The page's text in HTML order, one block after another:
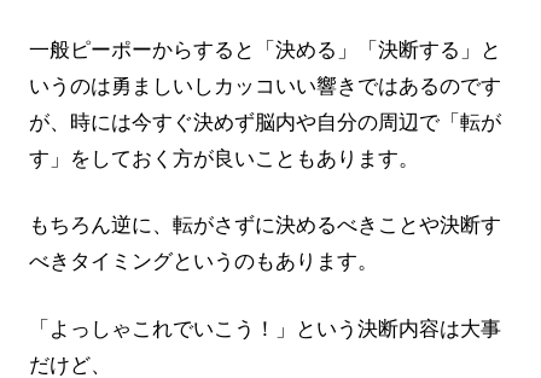
一般ピーポーからすると「決める」「決断する」と
いうのは勇ましいしカッコいい響きではあるのです
が、時には今すぐ決めず脳内や自分の周辺で「転が
す」をしておく方が良いこともあります。
もちろん逆に、転がさずに決めるべきことや決断す
べきタイミングというのもあります。
「よっしゃこれでいこう！」という決断内容は大事
だけど、